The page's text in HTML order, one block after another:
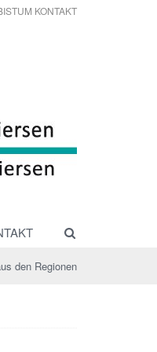
KONTAKT
den Regionen